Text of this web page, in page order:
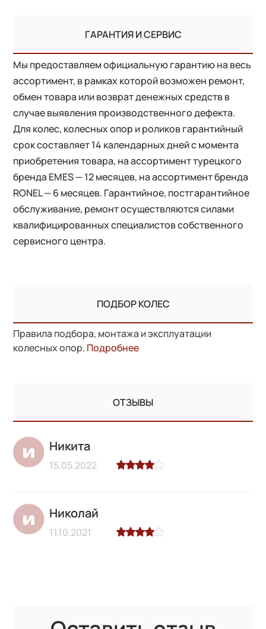
ГАРАНТИЯ И СЕРВИС
Мы предоставляем официальную гарантию на весь
ассортимент, в рамках которой возможен ремонт,
обмен товара или возврат денежных средств в
случае выявления производственного дефекта.
Для колес, колесных опор и роликов гарантийный
срок составляет 14 календарных дней с момента
приобретения товара, на ассортимент турецкого
бренда EMES — 12 месяцев, на ассортимент бренда
RONEL — 6 месяцев. Гарантийное, постгарантийное
обслуживание, ремонт осуществляются силами
квалифицированных специалистов собственного
сервисного центра.
ПОДБОР КОЛЕС
Правила подбора, монтажа и эксплуатации
колесных опор. Подробнее
ОТЗЫВЫ
Никита
15.05.2022
Николай
11.10.2021